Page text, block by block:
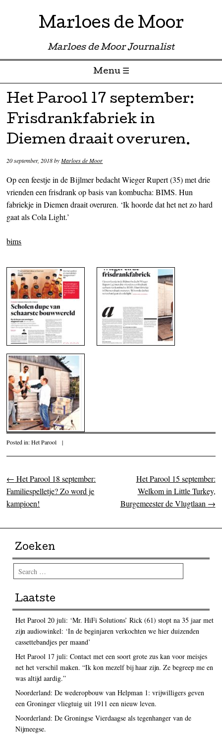
Marloes de Moor
Marloes de Moor Journalist
Menu ☰
Skip to content
Het Parool 17 september:
Frisdrankfabriek in
Diemen draait overuren.
20 september, 2018byMarloes de Moor
Op een feestje in de Bijlmer bedacht Wieger Rupert (35) met drie
vrienden een frisdrank op basis van kombucha: BIMS. Hun
fabriekje in Diemen draait overuren. ‘Ik hoorde dat het net zo hard
gaat als Cola Light.’
bims
Posted in:Het Parool |
Post navigation
← Het Parool 18 september:
Familiespelletje? Zo word je
kampioen!
Het Parool 15 september:
Welkom in Little Turkey,
Burgemeester de Vlugtlaan →
Zoeken
Search
Laatste
Het Parool 20 juli: ‘Mr. HiFi Solutions’ Rick (61) stopt na 35 jaar met
zijn audiowinkel: ‘In de beginjaren verkochten we hier duizenden
cassettebandjes per maand’
Het Parool 17 juli: Contact met een soort grote zus kan voor meisjes
net het verschil maken. “Ik kon mezelf bij haar zijn. Ze begreep me en
was altijd aardig.”
Noorderland: De wederopbouw van Helpman 1: vrijwilligers geven
een Groninger vliegtuig uit 1911 een nieuw leven.
Noorderland: De Groningse Vierdaagse als tegenhanger van de
Nijmeegse.